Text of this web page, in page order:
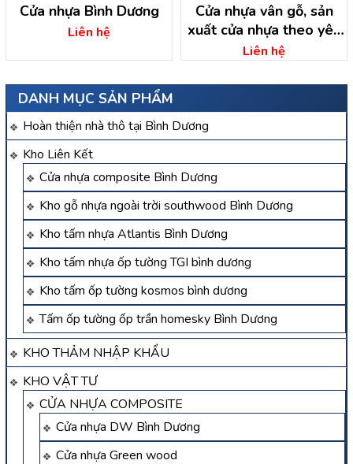
DANH MỤC SẢN PHẨM
Hoàn thiện nhà thô tại Bình Dương
Kho Liên Kết
Cửa nhựa composite Bình Dương
Kho gỗ nhựa ngoài trời southwood Bình Dương
Kho tấm nhựa Atlantis Bình Dương
Kho tấm nhựa ốp tường TGI bình dương
Kho tấm ốp tường kosmos bình dương
Tấm ốp tường ốp trần homesky Bình Dương
KHO THẢM NHẬP KHẨU
KHO VẬT TƯ
CỬA NHỰA COMPOSITE
Cửa nhựa DW Bình Dương
Cửa nhựa Green wood
Cửa nhựa Bình Dương
Liên hệ
Cửa nhựa vân gỗ, sản
xuất cửa nhựa theo yêu
cầu
Liên hệ